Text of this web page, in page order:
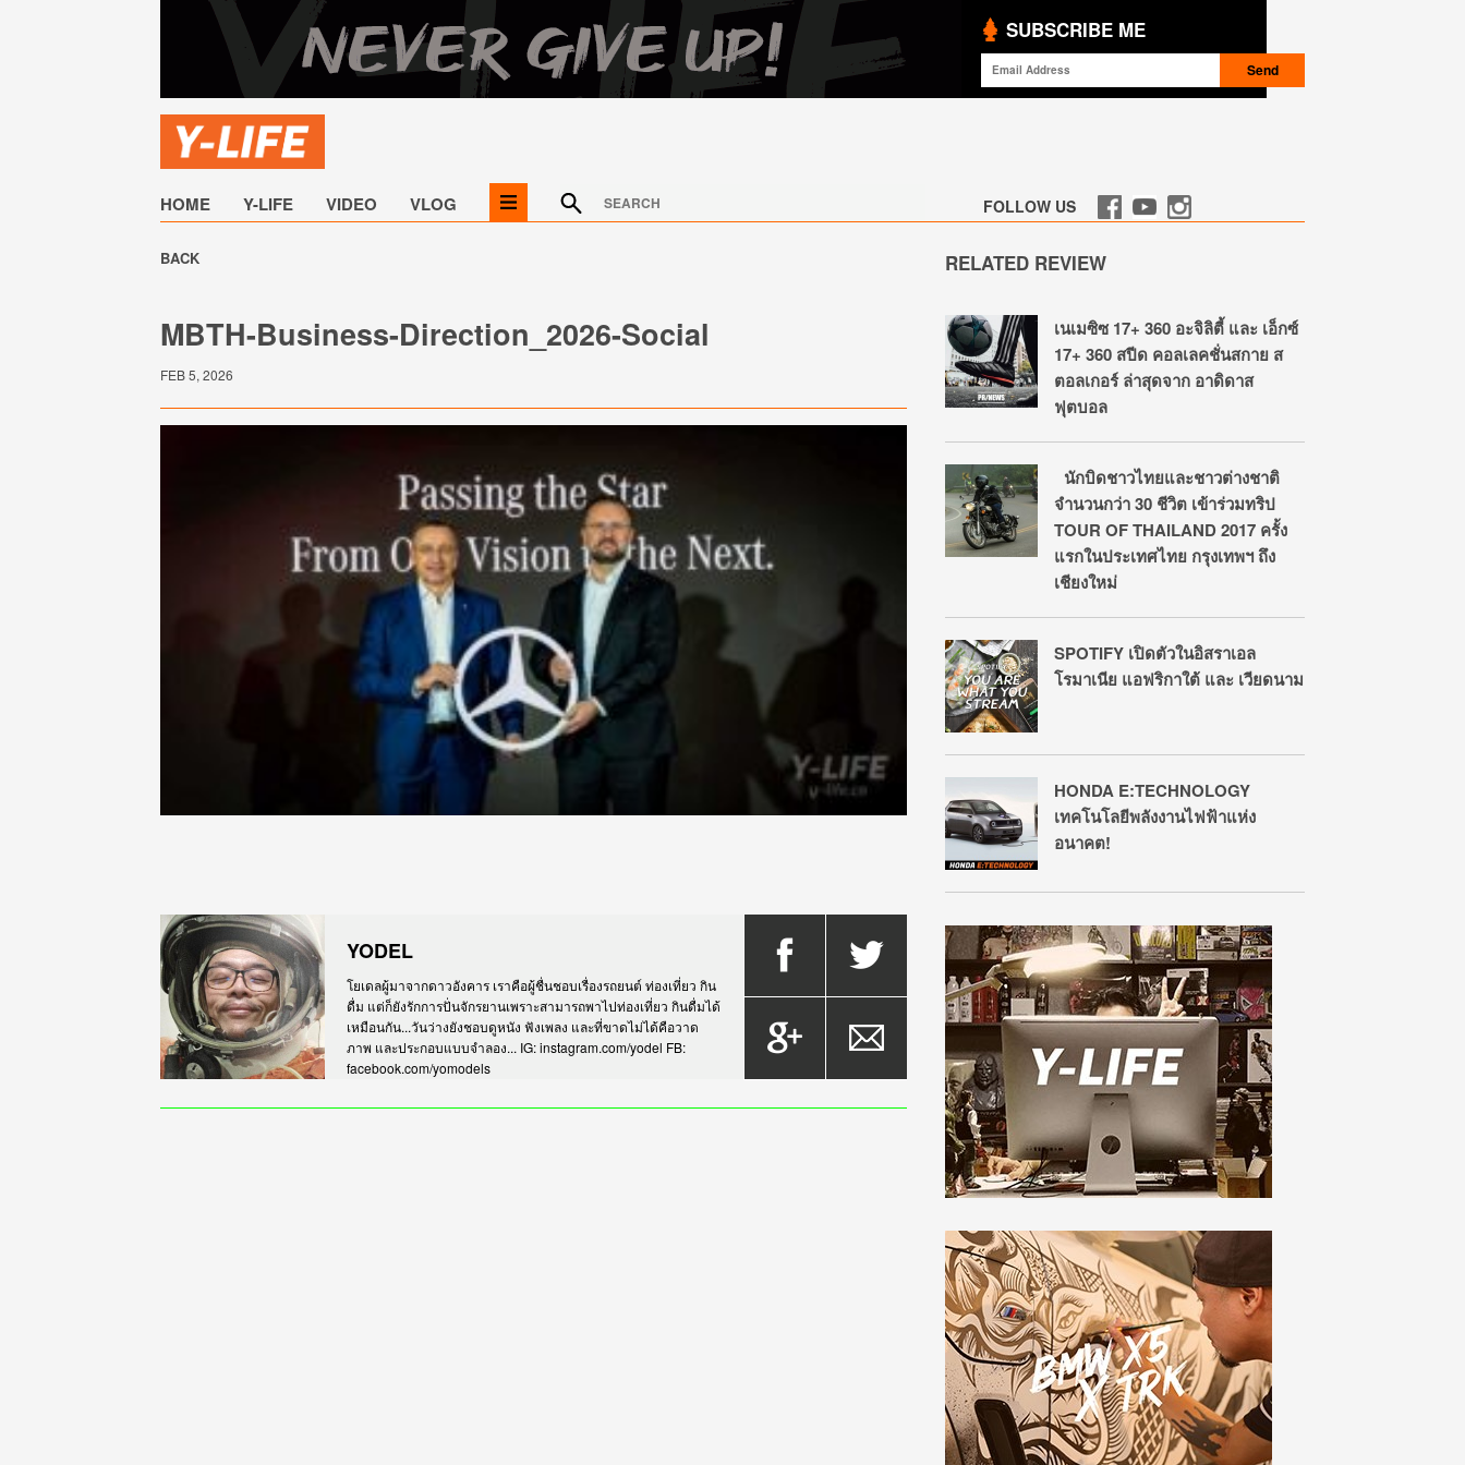
SUBSCRIBE ME
HOME Y-LIFE VIDEO VLOG FOLLOW US
BACK
MBTH-Business-Direction_2026-Social
FEB 5, 2026
YODEL
โยเดลผู้มาจากดาวอังคาร เราคือผู้ชื่นชอบเรื่องรถยนต์ ท่องเที่ยว กิน
ดื่ม แต่ก็ยังรักการปั่นจักรยานเพราะสามารถพาไปท่องเที่ยว กินดื่มได้
เหมือนกัน...วันว่างยังชอบดูหนัง ฟังเพลง และที่ขาดไม่ได้คือวาด
ภาพ และประกอบแบบจำลอง... IG: instagram.com/yodel FB:
facebook.com/yomodels
RELATED REVIEW
เนเมซิซ 17+ 360 อะจิลิตี้ และ เอ็กซ์
17+ 360 สปีด คอลเลคชั่นสกาย ส
ตอลเกอร์ ล่าสุดจาก อาดิดาส
ฟุตบอล
นักบิดชาวไทยและชาวต่างชาติ
จำนวนกว่า 30 ชีวิต เข้าร่วมทริป
TOUR OF THAILAND 2017 ครั้ง
แรกในประเทศไทย กรุงเทพฯ ถึง
เชียงใหม่
SPOTIFY เปิดตัวในอิสราเอล
โรมาเนีย แอฟริกาใต้ และ เวียดนาม
HONDA E:TECHNOLOGY
เทคโนโลยีพลังงานไฟฟ้าแห่ง
อนาคต!